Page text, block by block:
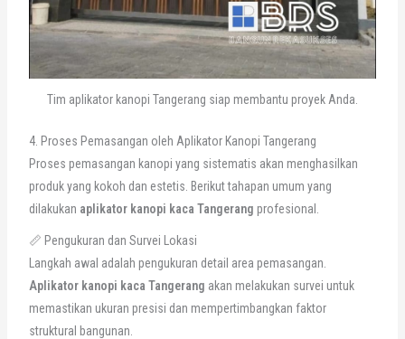
Tim aplikator kanopi Tangerang siap membantu proyek Anda.
4. Proses Pemasangan oleh Aplikator Kanopi Tangerang
Proses pemasangan kanopi yang sistematis akan menghasilkan
produk yang kokoh dan estetis. Berikut tahapan umum yang
dilakukan aplikator kanopi kaca Tangerang profesional.
📏 Pengukuran dan Survei Lokasi
Langkah awal adalah pengukuran detail area pemasangan.
Aplikator kanopi kaca Tangerang akan melakukan survei untuk
memastikan ukuran presisi dan mempertimbangkan faktor
struktural bangunan.